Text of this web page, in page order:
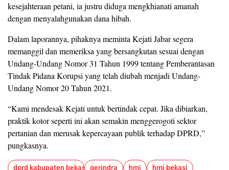
kesejahteraan petani, ia justru diduga mengkhianati amanah
dengan menyalahgunakan dana hibah.
Dalam laporannya, pihaknya meminta Kejati Jabar segera
memanggil dan memeriksa yang bersangkutan sesuai dengan
Undang-Undang Nomor 31 Tahun 1999 tentang Pemberantasan
Tindak Pidana Korupsi yang telah diubah menjadi Undang-
Undang Nomor 20 Tahun 2021.
“Kami mendesak Kejati untuk bertindak cepat. Jika dibiarkan,
praktik kotor seperti ini akan semakin menggerogoti sektor
pertanian dan merusak kepercayaan publik terhadap DPRD,”
pungkasnya.
dprd kabupaten bekasi gerindra hmi hmi bekasi